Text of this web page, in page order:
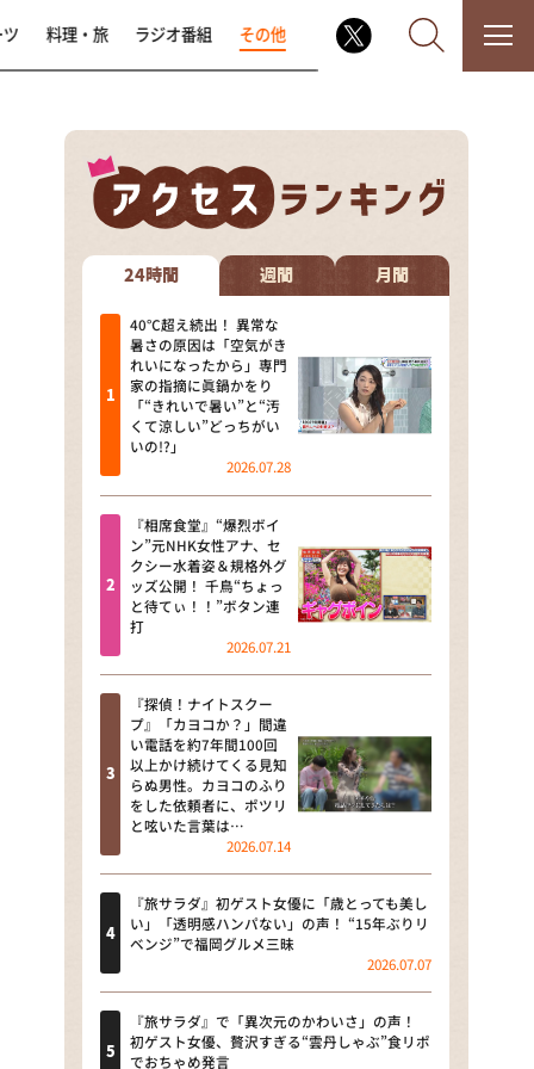
なるみ・岡村の過ぎるTV
相席食堂
これ余談なんですけど・・・
～人生密着トークバラエティ！
～ やすとものいたって真剣です
探偵！ナイトスクープ
news おかえり
河合＆A.B.C-Z塚田×福井アナ
「なんでやねん！？」（news お
かえり）
DAIGOも台所 ～きょうの献立 何
にする？～
本日はダイアンなり！シーズン２
朝だ！生です旅サラダ
教えて！ニュースライブ 正義の
ミカタ
ＬＩＦＥ～夢のカタチ～
新婚さんいらっしゃい！
ザキ山小屋本館
料理・旅 ラジオ番組 その他
24時間 週間 月間
40℃超え続出！ 異常な
暑さの原因は「空気がき
れいになったから」専門
家の指摘に眞鍋かをり
「“きれいで暑い”と“汚
くて涼しい”どっちがい
いの!?」
2026.07.28
『相席食堂』“爆烈ボイ
ン”元NHK女性アナ、セ
クシー水着姿＆規格外グ
ッズ公開！ 千鳥“ちょっ
と待てぃ！！”ボタン連
打
2026.07.21
『探偵！ナイトスクー
プ』「カヨコか？」間違
い電話を約7年間100回
以上かけ続けてくる見知
らぬ男性。カヨコのふり
をした依頼者に、ポツリ
と呟いた言葉は…
2026.07.14
『旅サラダ』初ゲスト女優に「歳とっても美し
い」「透明感ハンパない」の声！ “15年ぶりリ
ベンジ”で福岡グルメ三昧
2026.07.07
『旅サラダ』で「異次元のかわいさ」の声！
初ゲスト女優、贅沢すぎる“雲丹しゃぶ”食リポ
でおちゃめ発言